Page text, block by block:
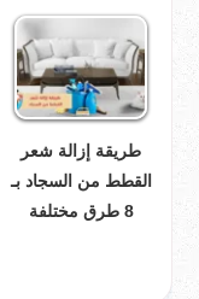
طريقة إزالة شعر
القطط من السجاد بـ
8 طرق مختلفة